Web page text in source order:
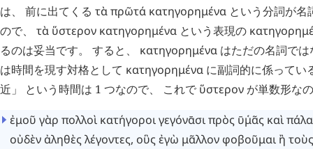
は、 前に出てくる τὰπρῶτά κατηγορημένα という分詞が名
ので、 τὰ ὕστερον κατηγορημένα という表現の
るのは妥当です。 すると、 κατηγορημένα はただの名詞で
は時間を現す対格として κατηγορημένα に副詞的に係ってい
近」 という時間は 1 つなので、 これで ὕστερον が単数形な
ἐμοῦ γὰρ πολλοὶ κατήγοροιγεγόνᾱσιπρὸς ῡ῾
μᾶς καὶ
οὐδὲν ἀληθὲς λέγοντες, οὓς ἐγὼ μᾶλλον φοβοῦμαι ἢ τοὺς